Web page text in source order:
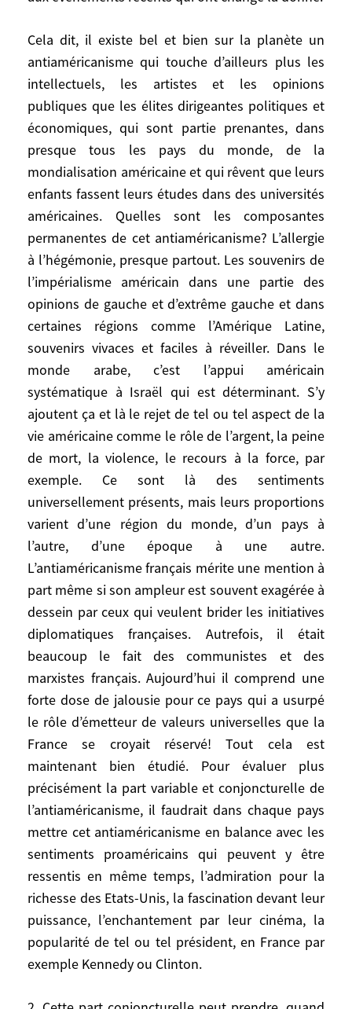
Cela dit, il existe bel et bien sur la planète un
antiaméricanisme qui touche d’ailleurs plus les
intellectuels, les artistes et les opinions
publiques que les élites dirigeantes politiques et
économiques, qui sont partie prenantes, dans
presque tous les pays du monde, de la
mondialisation américaine et qui rêvent que leurs
enfants fassent leurs études dans des universités
américaines. Quelles sont les composantes
permanentes de cet antiaméricanisme? L’allergie
à l’hégémonie, presque partout. Les souvenirs de
l’impérialisme américain dans une partie des
opinions de gauche et d’extrême gauche et dans
certaines régions comme l’Amérique Latine,
souvenirs vivaces et faciles à réveiller. Dans le
monde arabe, c’est l’appui américain
systématique à Israël qui est déterminant. S’y
ajoutent ça et là le rejet de tel ou tel aspect de la
vie américaine comme le rôle de l’argent, la peine
de mort, la violence, le recours à la force, par
exemple. Ce sont là des sentiments
universellement présents, mais leurs proportions
varient d’une région du monde, d’un pays à
l’autre, d’une époque à une autre.
L’antiaméricanisme français mérite une mention à
part même si son ampleur est souvent exagérée à
dessein par ceux qui veulent brider les initiatives
diplomatiques françaises. Autrefois, il était
beaucoup le fait des communistes et des
marxistes français. Aujourd’hui il comprend une
forte dose de jalousie pour ce pays qui a usurpé
le rôle d’émetteur de valeurs universelles que la
France se croyait réservé! Tout cela est
maintenant bien étudié. Pour évaluer plus
précisément la part variable et conjoncturelle de
l’antiaméricanisme, il faudrait dans chaque pays
mettre cet antiaméricanisme en balance avec les
sentiments proaméricains qui peuvent y être
ressentis en même temps, l’admiration pour la
richesse des Etats-Unis, la fascination devant leur
puissance, l’enchantement par leur cinéma, la
popularité de tel ou tel président, en France par
exemple Kennedy ou Clinton.
français antiaméricains et américains
francophobes qui sont à l’oeuvre dans la
politique américaine au moins depuis les
préventions de Roosevelt contre De Gaulle.
En tout cas, il faut constater qu’en Europe
occidentale il était redevenu assez efficace
et dissuasif de brandir l’accusation
d’antiaméricanisme pour foudroyer
n’importe quelle critique. Du moins jusqu’à
Bush et l’Irak et aux événements récents
qui ont changé la donne.
Cela dit, il existe bel et bien sur la planète
un antiaméricanisme qui touche d’ailleurs
plus les intellectuels, les artistes et les
opinions publiques que les élites
dirigeantes politiques et économiques, qui
sont partie prenantes, dans presque tous
les pays du monde, de la mondialisation
américaine et qui rêvent que leurs enfants
fassent leurs études dans des universités
américaines. Quelles sont les
composantes permanentes de cet
antiaméricanisme? L’allergie à
l’hégémonie, presque partout. Les
souvenirs de l’impérialisme américain dans
une partie des opinions de gauche et
d’extrême gauche et dans certaines régions
comme l’Amérique Latine, souvenirs
vivaces et faciles à réveiller. Dans le monde
arabe, c’est l’appui américain systématique
à Israël qui est déterminant. S’y ajoutent
ça et là le rejet de tel ou tel aspect de la
vie américaine comme le rôle de l’argent,
la peine de mort, la violence, le recours à
la force, par exemple. Ce sont là des
sentiments universellement présents, mais
leurs proportions varient d’une région du
monde, d’un pays à l’autre, d’une époque à
une autre. L’antiaméricanisme français
mérite une mention à part même si son
ampleur est souvent exagérée à dessein
par ceux qui veulent brider les initiatives
diplomatiques françaises. Autrefois, il était
beaucoup le fait des communistes et des
marxistes français. Aujourd’hui il
comprend une forte dose de jalousie pour